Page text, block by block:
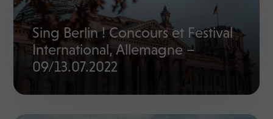
Sing Berlin ! Concours et Festival
International, Allemagne –
09/13.07.2022